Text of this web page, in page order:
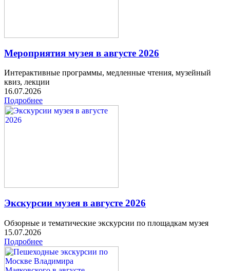
Мероприятия музея в августе 2026
Интерактивные программы, медленные чтения, музейный
квиз, лекции
16.07.2026
Подробнее
Экскурсии музея в августе 2026
Обзорные и тематические экскурсии по площадкам музея
15.07.2026
Подробнее